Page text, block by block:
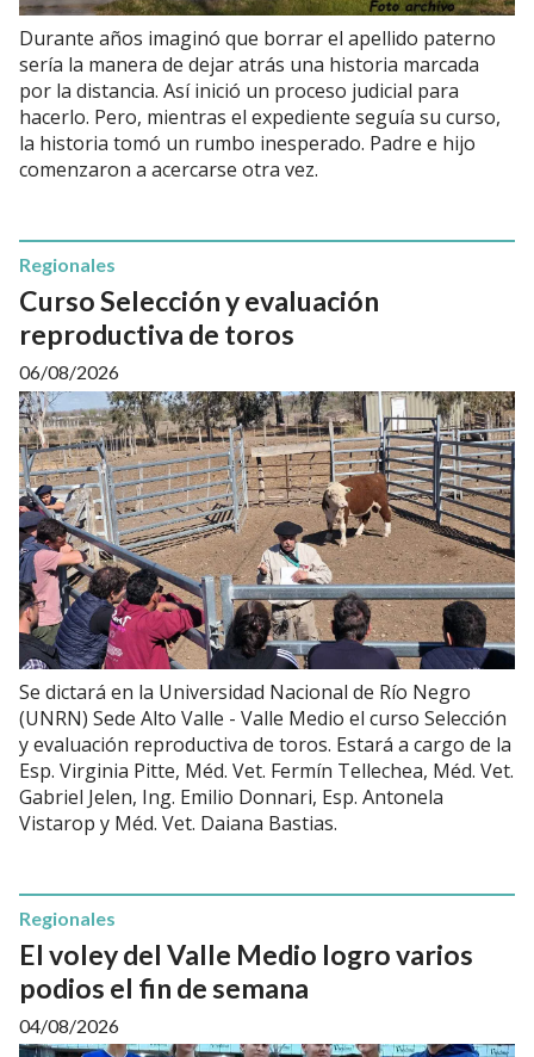
Durante años imaginó que borrar el apellido paterno
sería la manera de dejar atrás una historia marcada
por la distancia. Así inició un proceso judicial para
hacerlo. Pero, mientras el expediente seguía su curso,
la historia tomó un rumbo inesperado. Padre e hijo
comenzaron a acercarse otra vez.
Curso Selección y evaluación
reproductiva de toros
Regionales
06/08/2026
Se dictará en la Universidad Nacional de Río Negro
(UNRN) Sede Alto Valle - Valle Medio el curso Selección
y evaluación reproductiva de toros. Estará a cargo de la
Esp. Virginia Pitte, Méd. Vet. Fermín Tellechea, Méd. Vet.
Gabriel Jelen, Ing. Emilio Donnari, Esp. Antonela
Vistarop y Méd. Vet. Daiana Bastias.
El voley del Valle Medio logro varios
podios el fin de semana
Regionales
04/08/2026